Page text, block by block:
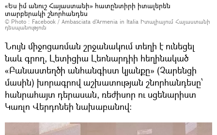
«Ես իմ անուշ Հայաստանի» հատընտիրի իտալերեն
տարբերակի շնորհանդես
© Photo : Facebook / Ambasciata d'Armenia in Italia Իտալիայում Հայաստանի
դեսպանություն
Նույն միջոցառման շրջանակում տեղի է ունեցել
նաև գրող, Լետիցիա Լեոնարդիի հեղինակած
«Բանաստեղծի անհանգիստ կյանքը» (Չարենցի
մասին) խորագրով աշխատության շնորհանդեսը՝
հանրահայտ դերասան, ռեժիսոր ու սցենարիստ
Կառլո Վերդոնեի նախաբանով։